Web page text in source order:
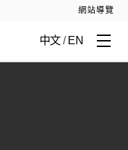
網站導覽
中文 / EN